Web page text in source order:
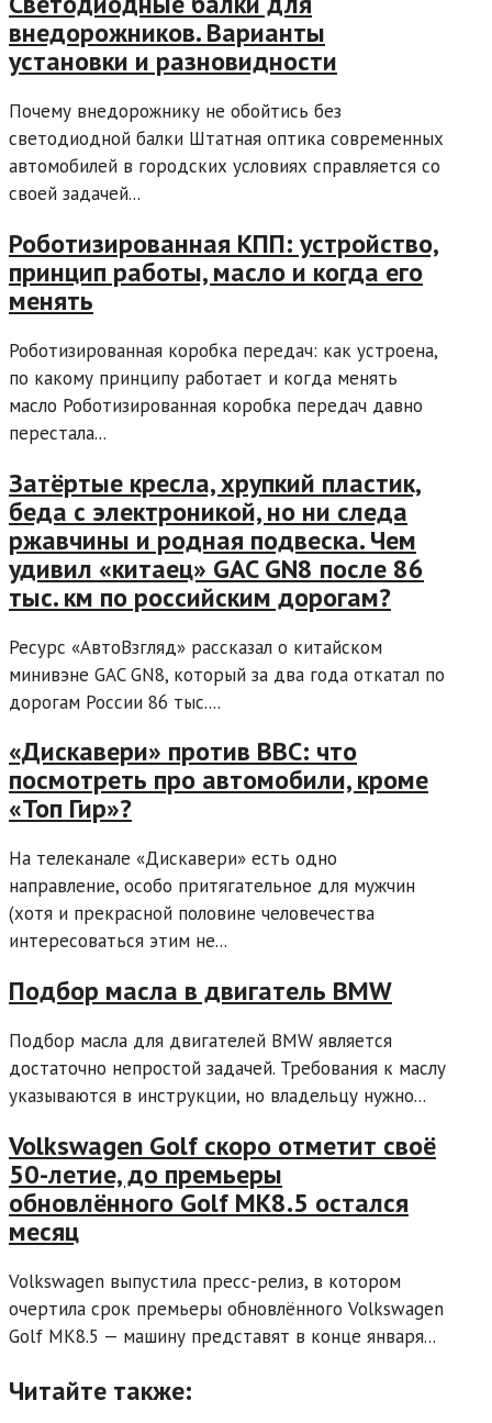
внедорожников. Варианты
установки и разновидности
Почему внедорожнику не обойтись без
светодиодной балки Штатная оптика современных
автомобилей в городских условиях справляется со
своей задачей...
Роботизированная КПП: устройство,
принцип работы, масло и когда его
менять
Роботизированная коробка передач: как устроена,
по какому принципу работает и когда менять
масло Роботизированная коробка передач давно
перестала...
Затёртые кресла, хрупкий пластик,
беда с электроникой, но ни следа
ржавчины и родная подвеска. Чем
удивил «китаец» GAC GN8 после 86
тыс. км по российским дорогам?
Ресурс «АвтоВзгляд» рассказал о китайском
минивэне GAC GN8, который за два года откатал по
дорогам России 86 тыс....
«Дискавери» против ВВС: что
посмотреть про автомобили, кроме
«Топ Гир»?
На телеканале «Дискавери» есть одно
направление, особо притягательное для мужчин
(хотя и прекрасной половине человечества
интересоваться этим не...
Подбор масла в двигатель BMW
Подбор масла для двигателей BMW является
достаточно непростой задачей. Требования к маслу
указываются в инструкции, но владельцу нужно...
Volkswagen Golf скоро отметит своё
50-летие, до премьеры
обновлённого Golf MK8.5 остался
месяц
Volkswagen выпустила пресс-релиз, в котором
очертила срок премьеры обновлённого Volkswagen
Golf MK8.5 — машину представят в конце января...
Читайте также: